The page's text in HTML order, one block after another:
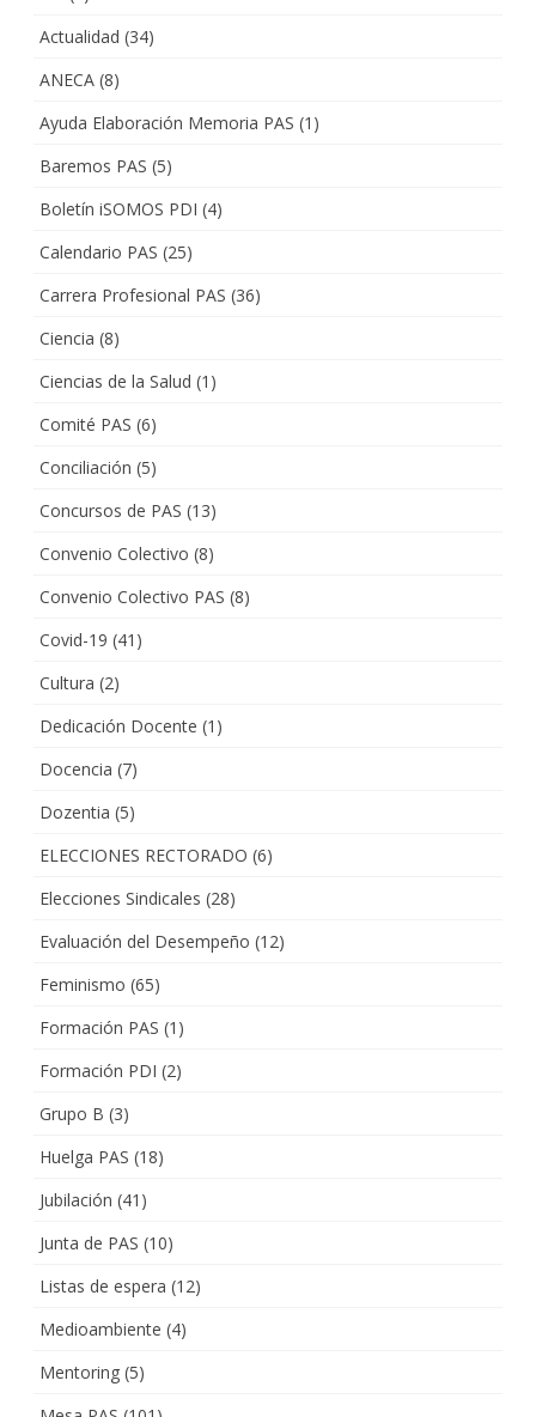
Actualidad (34)
ANECA (8)
Ayuda Elaboración Memoria PAS (1)
Baremos PAS (5)
Boletín iSOMOS PDI (4)
Calendario PAS (25)
Carrera Profesional PAS (36)
Ciencia (8)
Ciencias de la Salud (1)
Comité PAS (6)
Conciliación (5)
Concursos de PAS (13)
Convenio Colectivo (8)
Convenio Colectivo PAS (8)
Covid-19 (41)
Cultura (2)
Dedicación Docente (1)
Docencia (7)
Dozentia (5)
ELECCIONES RECTORADO (6)
Elecciones Sindicales (28)
Evaluación del Desempeño (12)
Feminismo (65)
Formación PAS (1)
Formación PDI (2)
Grupo B (3)
Huelga PAS (18)
Jubilación (41)
Junta de PAS (10)
Listas de espera (12)
Medioambiente (4)
Mentoring (5)